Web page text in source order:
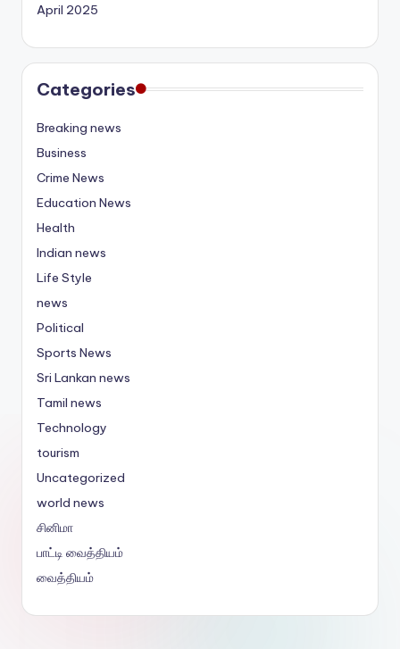
April 2025
Categories
Breaking news
Business
Crime News
Education News
Health
Indian news
Life Style
news
Political
Sports News
Sri Lankan news
Tamil news
Technology
tourism
Uncategorized
world news
சினிமா
பாட்டி வைத்தியம்
வைத்தியம்